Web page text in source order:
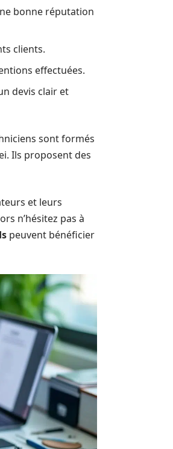
bonne réputation
clients.
effectuées.
devis clair et
sont formés
Ils proposent des
et leurs
n’hésitez pas à
peuvent bénéficier